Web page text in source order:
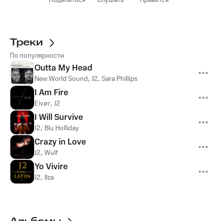
Треки
По популярности
Outta My Head
New World Sound, J2, Sara Phillips
I Am Fire
Eivør, J2
I Will Survive
J2, Blu Holliday
Crazy in Love
J2, Wulf
Yo Vivire
J2, Ilza